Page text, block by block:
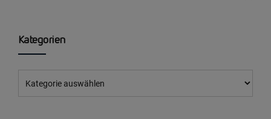
Kategorien